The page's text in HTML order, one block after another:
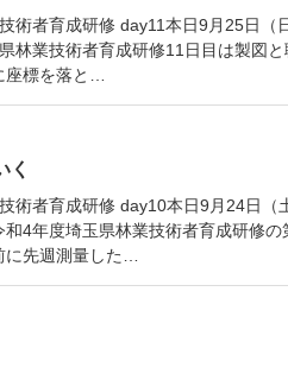
術者育成研修 day11本日9月25日
林業技術者育成研修11日目は製図
座標を落と…
く
術者育成研修 day10本日9月24日
4年度埼玉県林業技術者育成研修
先週測量した…